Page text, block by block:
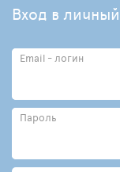
Вход в
Email - логин
Пароль